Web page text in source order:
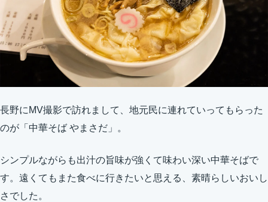
長野にMV撮影で訪れまして、地元民に連れていってもらった
のが「中華そば やまさだ」。
シンプルながらも出汁の旨味が強くて味わい深い中華そばで
す。遠くてもまた食べに行きたいと思える、素晴らしいおいし
さでした。